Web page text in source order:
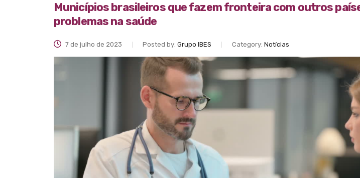
Municípios brasileiros que fazem fronteira com outros
problemas na saúde
7 de julho de 2023 Posted by: Grupo IBES Category: Notícias